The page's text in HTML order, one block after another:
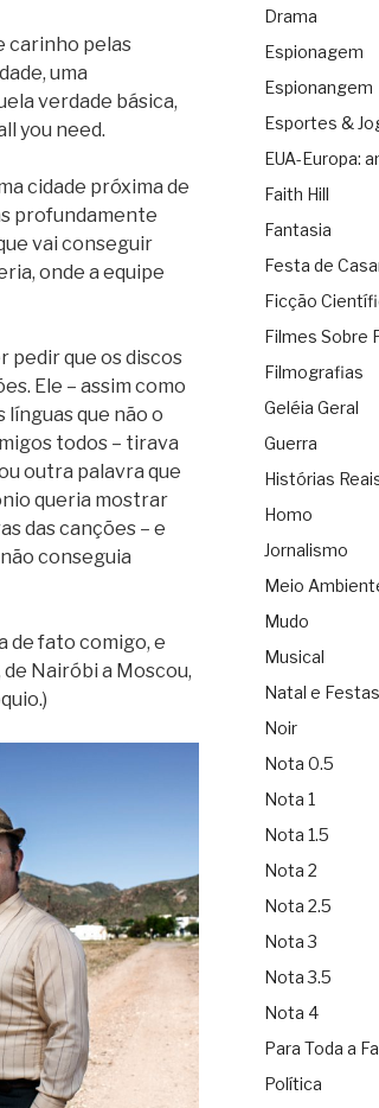
carinho pelas
uma
verdade básica,
you need.
cidade próxima de
profundamente
vai conseguir
onde a equipe
pedir que os discos
Ele – assim como
línguas que não o
todos – tirava
outra palavra que
queria mostrar
das canções – e
conseguia
de fato comigo, e
Nairóbi a Moscou,
Drama
Espionagem
Espionangem
Esportes &
EUA-Europa:
Faith Hill
Fantasia
Festa de
Ficção
Filmes Sobre
Filmografias
Geléia Geral
Guerra
Histórias
Homo
Jornalismo
Meio
Mudo
Musical
Natal e Festas
Noir
Nota 0.5
Nota 1
Nota 1.5
Nota 2
Nota 2.5
Nota 3
Nota 3.5
Nota 4
Para Toda a
Política